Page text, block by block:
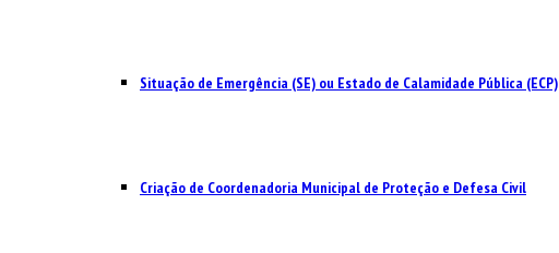
Situação de Emergência (SE) ou Estado de Calamidade Pública (ECP)
Criação de Coordenadoria Municipal de Proteção e Defesa Civil